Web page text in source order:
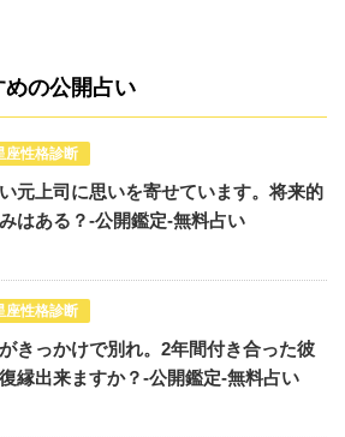
の公開占い
座性格診断
元上司に思いを寄せています。将来的
はある？-公開鑑定-無料占い
座性格診断
きっかけで別れ。2年間付き合った彼
縁出来ますか？-公開鑑定-無料占い